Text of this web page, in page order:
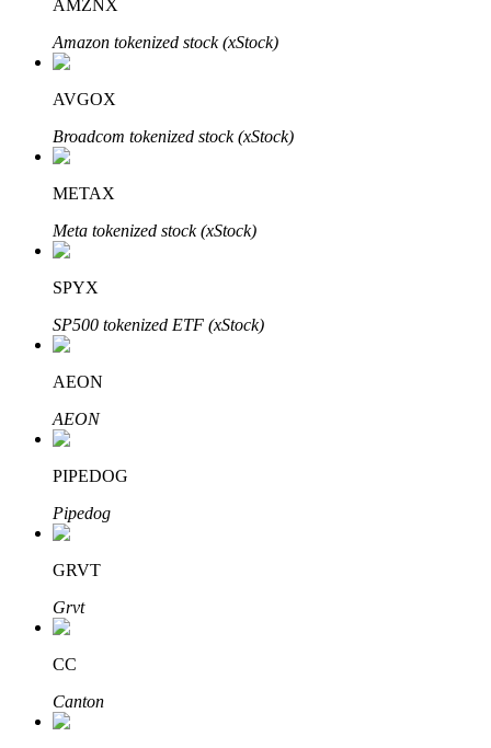
Đầu tư cố định và quản lý tài chính
Tận hưởng việc quản lý tài chính hiện tại và thu nhập lâu dài
Bitrue
Đối tác Bitrue
AMZNX
Amazon tokenized stock (xStock)
AVGOX
Broadcom tokenized stock (xStock)
METAX
Meta tokenized stock (xStock)
SPYX
SP500 tokenized ETF (xStock)
AEON
AEON
PIPEDOG
Pipedog
GRVT
Grvt
CC
Canton